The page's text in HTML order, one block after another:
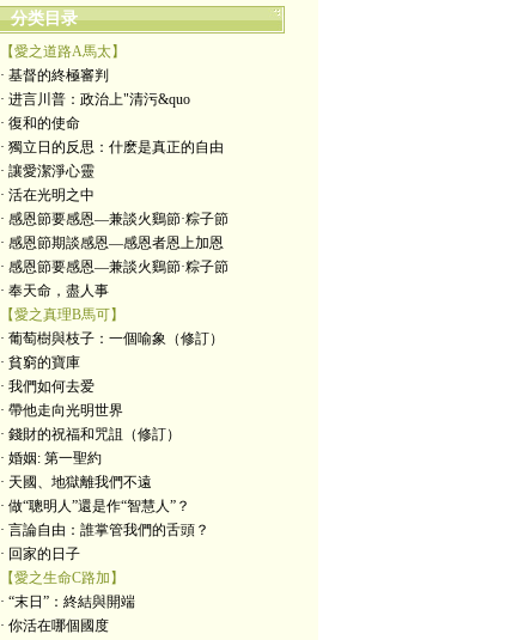
分类目录
【愛之道路A馬太】
· 基督的終極審判
· 进言川普：政治上"清污&quo
· 復和的使命
· 獨立日的反思：什麽是真正的自由
· 讓愛潔淨心靈
· 活在光明之中
· 感恩節要感恩—兼談火鷄節·粽子節
· 感恩節期談感恩—感恩者恩上加恩
· 感恩節要感恩—兼談火鷄節·粽子節
· 奉天命，盡人事
【愛之真理B馬可】
· 葡萄樹與枝子：一個喻象（修訂）
· 貧窮的寶庫
· ​我們如何去爱
· 帶他走向光明世界
· 錢財的祝福和咒詛（修訂）
· 婚姻: 第一聖約
· 天國、地獄離我們不遠
· 做“聰明人”還是作“智慧人”？
· 言論自由：誰掌管我們的舌頭？
· 回家的日子
【愛之生命C路加】
· “末日”：終結與開端
· 你活在哪個國度